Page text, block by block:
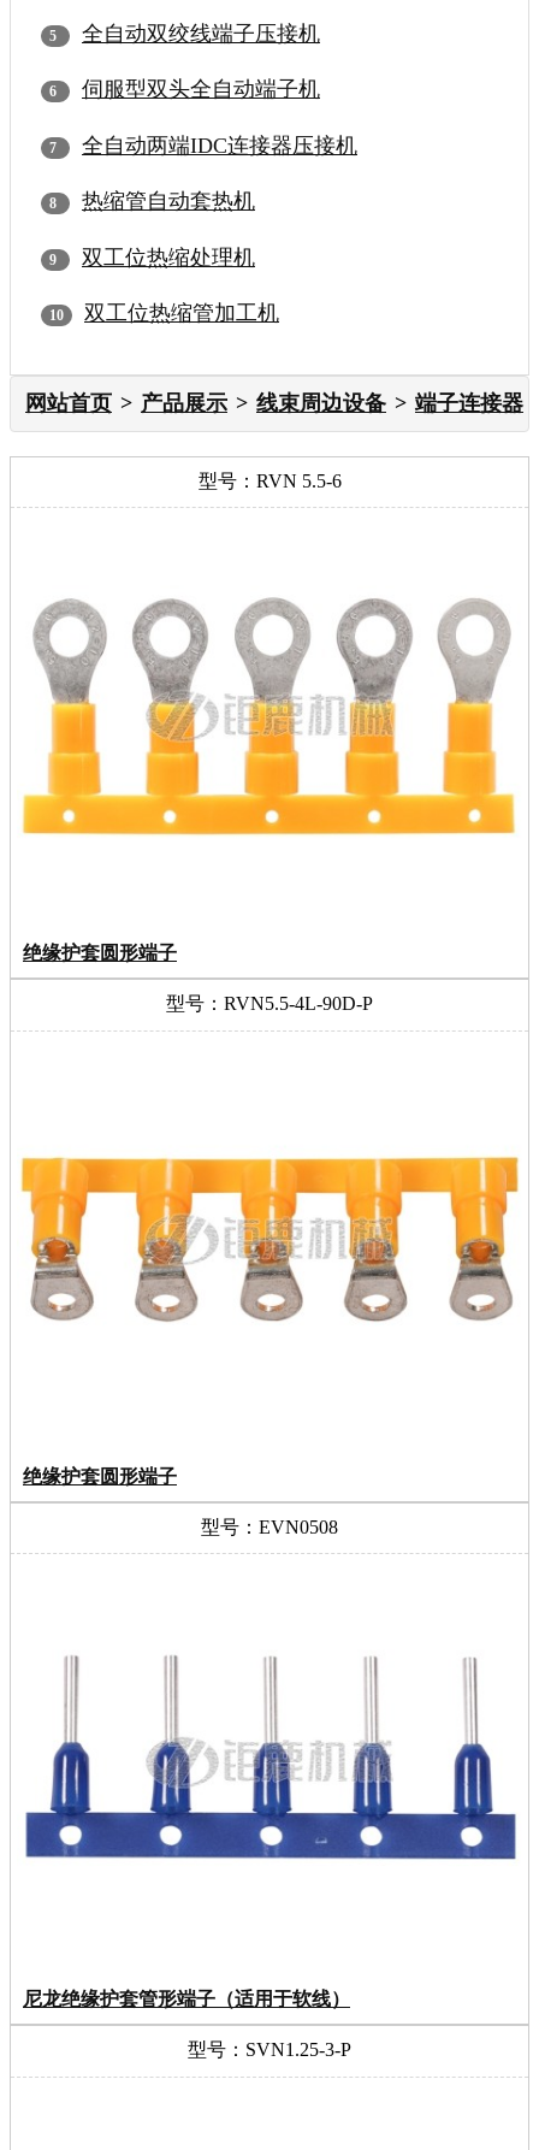
全自动双绞线端子压接机
伺服型双头全自动端子机
全自动两端IDC连接器压接机
热缩管自动套热机
双工位热缩处理机
双工位热缩管加工机
网站首页 产品展示 线束周边设备 端子连接器
型号：RVN 5.5-6
绝缘护套圆形端子
型号：RVN5.5-4L-90D-P
绝缘护套圆形端子
型号：EVN0508
尼龙绝缘护套管形端子（适用于软线）
型号：SVN1.25-3-P